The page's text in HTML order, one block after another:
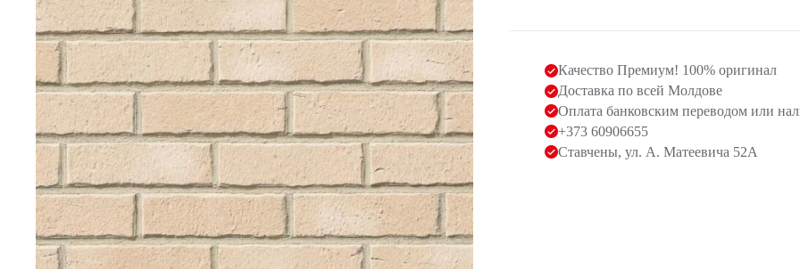
Качество Премиум! 100% оригинал
Доставка по всей Молдове
Оплата банковским переводом или
+373 60906655
Ставчены, ул. А. Матеевича 52А